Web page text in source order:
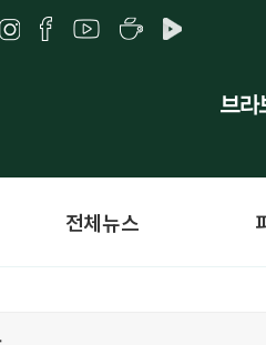
전체뉴스